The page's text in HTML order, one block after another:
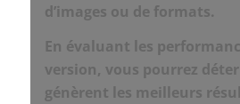
d’images ou de formats.
En évaluant les
version, vous pourrez
génèrent les meilleurs